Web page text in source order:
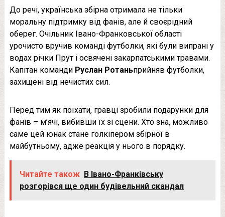
До речі, українська збірна отримала не тільки
моральну підтримку від фанів, але й своєрідний
оберег. Очільник Івано-Франковської області
урочисто вручив команді футболки, які були випрані у
водах річки Прут і освячені закарпатськими травами.
Капітан команди Руслан Ротаньприйняв футболки,
захищені від нечистих сил.
Перед тим як поїхати, гравці зробили подарунки для
фанів – м’ячі, вибивши їх зі сцени. Хто зна, можливо
саме цей юнак стане голкіпером збірної в
майбутньому, адже реакція у нього в порядку.
Читайте також В Івано-Франківську
розгорівся ще один будівельний скандал